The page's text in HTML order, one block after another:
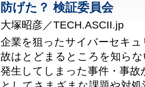
防げた？ 検証委員会
大塚昭彦／TECH.ASCII.jp
企業を狙ったサイバーセキ
故はとどまるところを知ら
発生してしまった事件・事故